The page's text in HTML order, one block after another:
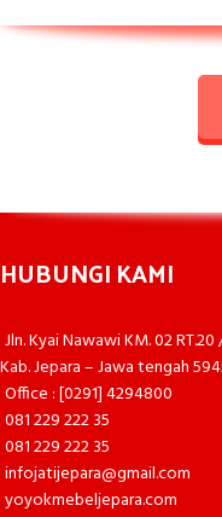
HUBUNGI KAMI
Jln. Kyai Nawawi KM. 02
Kab. Jepara – Jawa tengah
Office : [0291] 4294800
081 229 222 35
081 229 222 35
infojatijepara@gmail.com
yoyokmebeljepara.com